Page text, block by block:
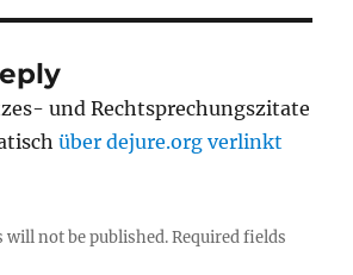
und Rechtsprechungszitate
über dejure.org verlinkt
will not be published. Required fields